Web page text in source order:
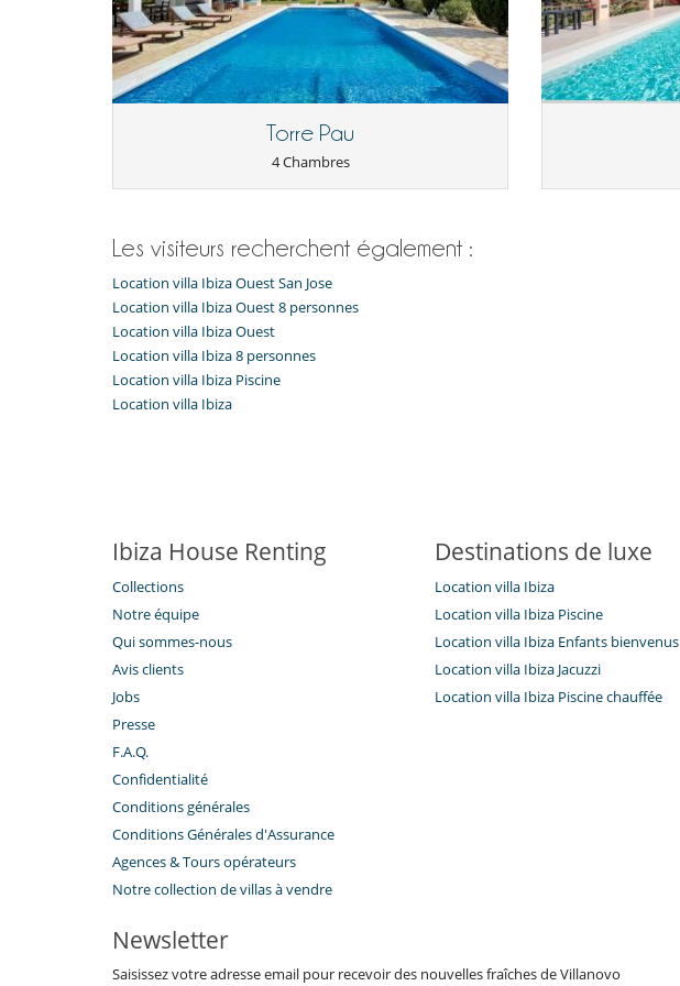
Loisirs, bien-être & activités sportives
Accès Internet (haut débit, filaire)
Piscine extérieure privée
TV
Pour votre confort et votre agrément
Air conditionné dans les chambres uniquement Terrasse
Torre Pau
4 Chambres
Les visiteurs recherchent également :
Location villa Ibiza Ouest San Jose
Location villa Ibiza Ouest 8 personnes
Location villa Ibiza Ouest
Location villa Ibiza 8 personnes
Location villa Ibiza Piscine
Location villa Ibiza
Ibiza House Renting
Collections
Notre équipe
Qui sommes-nous
Avis clients
Jobs
Presse
F.A.Q.
Confidentialité
Conditions générales
Conditions Générales d'Assurance
​Agences & Tours opérateurs
Notre collection de villas à vendre
Destinations de luxe
Location villa Ibiza
Location villa Ibiza Piscine
Location villa Ibiza Enfants bienvenus
Location villa Ibiza Jacuzzi
Location villa Ibiza Piscine chauffée
Newsletter
Saisissez votre adresse email pour recevoir des nouvelles fraîches de Villanovo